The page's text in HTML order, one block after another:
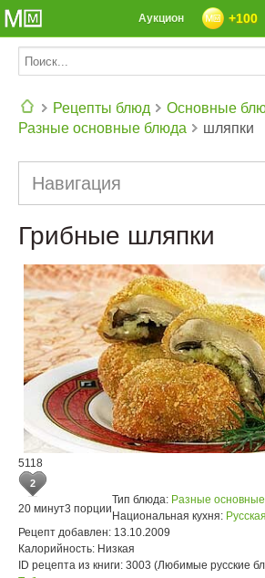
+100
Аукцион
Рецепты блюд
Основные
Разные основные блюда
шляпки
Навигация
Грибные шляпки
5118
2
20 минут3 порции
Тип блюда: Разные
Национальная кухня:
Рецепт добавлен: 13.10.2009
Калорийность: Низкая
ID рецепта из книги: 3003 (Любимые русские